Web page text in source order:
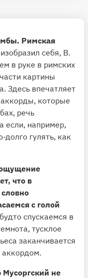
Римская
себя, В.
в руке в римских
картины
Здесь впечатляет
которые
речь
если, например,
долго гулять, как
что в
с голой
спускаемся в
тусклое
заканчивается
не